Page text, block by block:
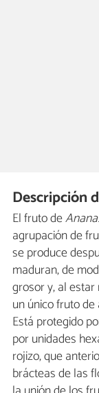
Descripción
El fruto de
agrupación de
se produce
maduran, de
grosor y, al
un único fruto
Está protegido
por unidades
rojizo, que
brácteas de las